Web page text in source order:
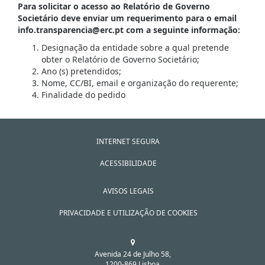
Para solicitar o acesso ao Relatório de Governo
Societário deve enviar um requerimento para o email
info.transparencia@erc.pt com a seguinte informação:
Designação da entidade sobre a qual pretende
obter o Relatório de Governo Societário;
Ano (s) pretendidos;
Nome, CC/BI, email e organização do requerente;
Finalidade do pedido
INTERNET SEGURA
ACESSIBILIDADE
AVISOS LEGAIS
PRIVACIDADE E UTILIZAÇÃO DE COOKIES
Avenida 24 de Julho 58,